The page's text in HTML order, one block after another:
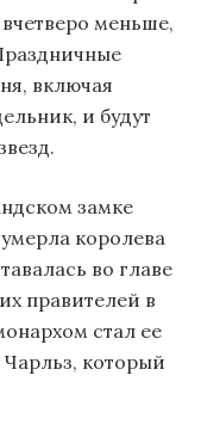
меньше,
включая
и будут
замке
королева
во главе
правителей в
стал ее
который